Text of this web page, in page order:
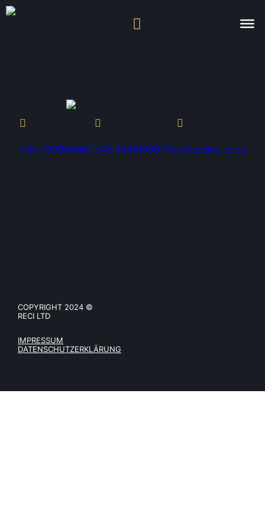
+35 799689467 +49 15901069710 office@re-ci.eu
COPYRIGHT 2024 ©
RECI LTD
IMPRESSUM
DATENSCHUTZERKLÄRUNG